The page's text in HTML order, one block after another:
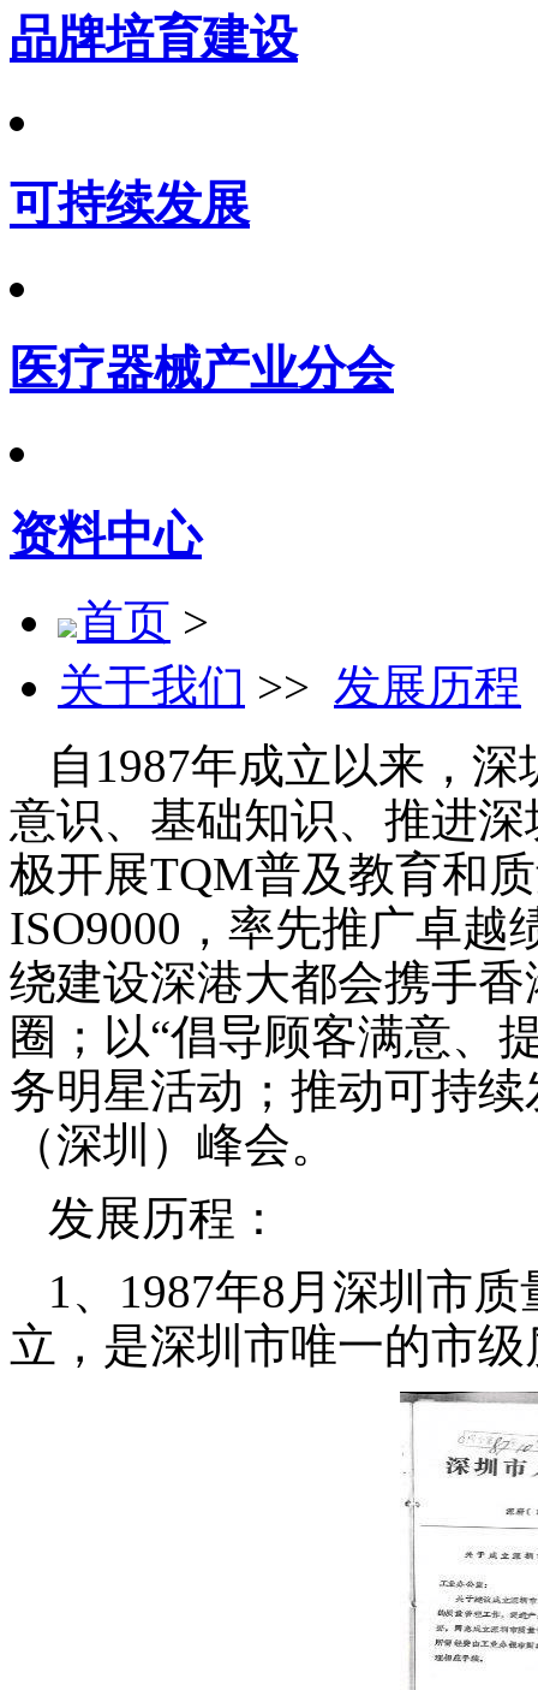
品牌培育建设
可持续发展
医疗器械产业分会
资料中心
首页 >
关于我们 >> 发展历程
自1987年成立以来，
意识、基础知识、推进
极开展TQM普及教育和
ISO9000，率先推广卓
绕建设深港大都会携手
圈；以“倡导顾客满意、
务明星活动；推动可持
（深圳）峰会。
发展历程 ：
1、1987年8月深圳市
立，是深圳市唯一的市